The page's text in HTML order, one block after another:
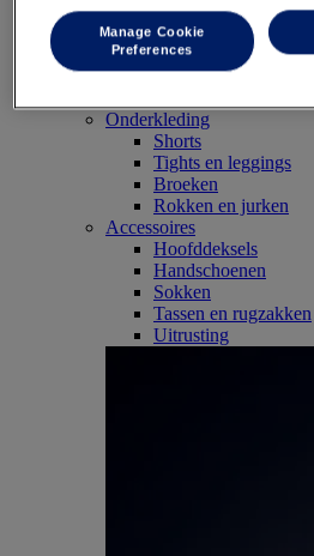
Tanktops
Shirts korte mouwen
Shirts lange mouwen
Hoodies en sweaters
Onderkleding
Shorts
Tights en leggings
Broeken
Rokken en jurken
Accessoires
Hoofddeksels
Handschoenen
Sokken
Tassen en rugzakken
Uitrusting
Manage Cookie
Preferences